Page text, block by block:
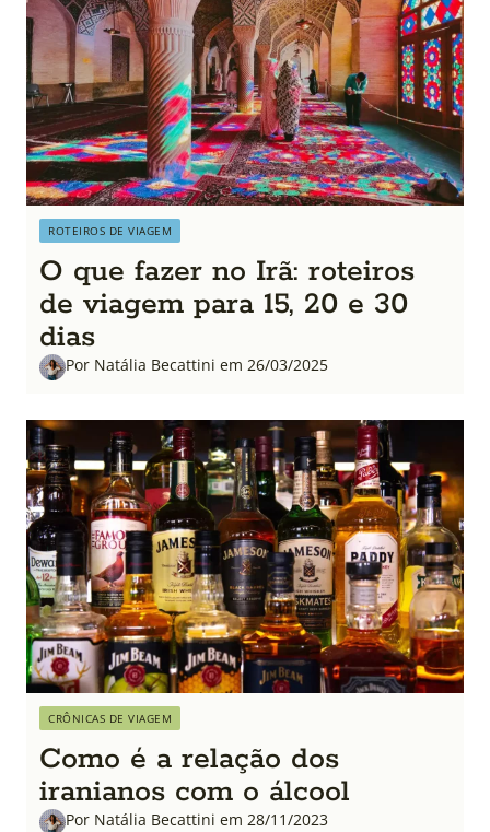
ROTEIROS DE VIAGEM
O que fazer no Irã: roteiros
de viagem para 15, 20 e 30
dias
Por Natália Becattini em 26/03/2025
CRÔNICAS DE VIAGEM
Como é a relação dos
iranianos com o álcool
Por Natália Becattini em 28/11/2023